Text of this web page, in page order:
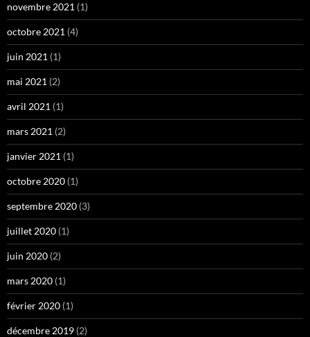
novembre 2021 (1)
octobre 2021 (4)
juin 2021 (1)
mai 2021 (2)
avril 2021 (1)
mars 2021 (2)
janvier 2021 (1)
octobre 2020 (1)
septembre 2020 (3)
juillet 2020 (1)
juin 2020 (2)
mars 2020 (1)
février 2020 (1)
décembre 2019 (2)